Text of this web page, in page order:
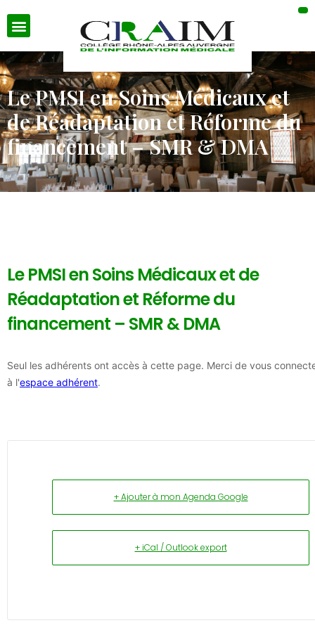
Le PMSI en Soins Médicaux et
de Réadaptation et Réforme du
financement – SMR & DMA
Le PMSI en Soins Médicaux et de
Réadaptation et Réforme du
financement – SMR & DMA
Seul les adhérents ont accès à cette page. Merci de vous
à l'espace adhérent.
+ Ajouter à mon Agenda Google
+ iCal / Outlook export